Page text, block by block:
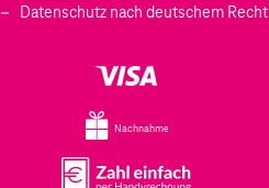
Datenschutz nach deutschem Recht
Nachnahme